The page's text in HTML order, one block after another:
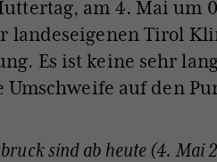
am 4. Mai um
landeseigenen Tirol
Es ist keine sehr
auf den
sind ab heute (4. Mai